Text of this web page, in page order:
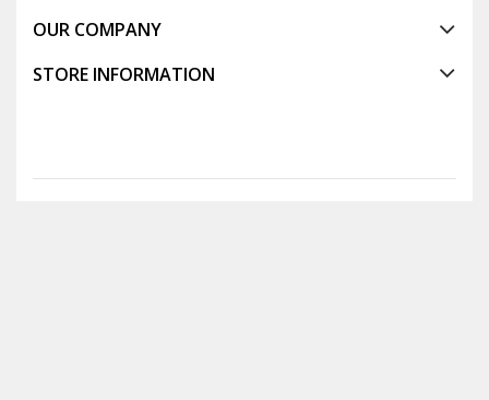
OUR COMPANY
STORE INFORMATION